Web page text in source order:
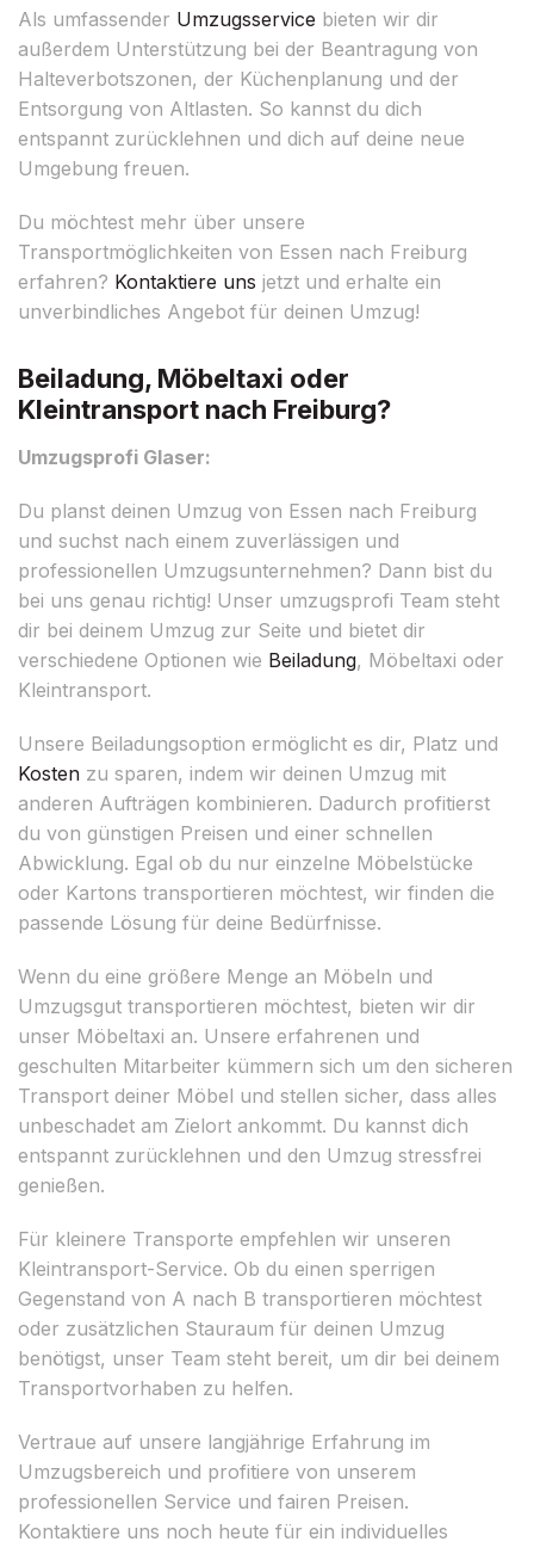
Als umfassender Umzugsservice bieten wir dir
außerdem Unterstützung bei der Beantragung von
Halteverbotszonen, der Küchenplanung und der
Entsorgung von Altlasten. So kannst du dich
entspannt zurücklehnen und dich auf deine neue
Umgebung freuen.
Du möchtest mehr über unsere
Transportmöglichkeiten von Essen nach Freiburg
erfahren? Kontaktiere uns jetzt und erhalte ein
unverbindliches Angebot für deinen Umzug!
Beiladung, Möbeltaxi oder
Kleintransport nach Freiburg?
Umzugsprofi Glaser:
Du planst deinen Umzug von Essen nach Freiburg
und suchst nach einem zuverlässigen und
professionellen Umzugsunternehmen? Dann bist du
bei uns genau richtig! Unser umzugsprofi Team steht
dir bei deinem Umzug zur Seite und bietet dir
verschiedene Optionen wie Beiladung, Möbeltaxi oder
Kleintransport.
Unsere Beiladungsoption ermöglicht es dir, Platz und
Kosten zu sparen, indem wir deinen Umzug mit
anderen Aufträgen kombinieren. Dadurch profitierst
du von günstigen Preisen und einer schnellen
Abwicklung. Egal ob du nur einzelne Möbelstücke
oder Kartons transportieren möchtest, wir finden die
passende Lösung für deine Bedürfnisse.
Wenn du eine größere Menge an Möbeln und
Umzugsgut transportieren möchtest, bieten wir dir
unser Möbeltaxi an. Unsere erfahrenen und
geschulten Mitarbeiter kümmern sich um den sicheren
Transport deiner Möbel und stellen sicher, dass alles
unbeschadet am Zielort ankommt. Du kannst dich
entspannt zurücklehnen und den Umzug stressfrei
genießen.
Für kleinere Transporte empfehlen wir unseren
Kleintransport-Service. Ob du einen sperrigen
Gegenstand von A nach B transportieren möchtest
oder zusätzlichen Stauraum für deinen Umzug
benötigst, unser Team steht bereit, um dir bei deinem
Transportvorhaben zu helfen.
Vertraue auf unsere langjährige Erfahrung im
Umzugsbereich und profitiere von unserem
professionellen Service und fairen Preisen.
Kontaktiere uns noch heute für ein individuelles